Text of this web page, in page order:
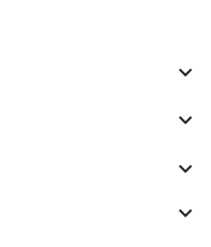



